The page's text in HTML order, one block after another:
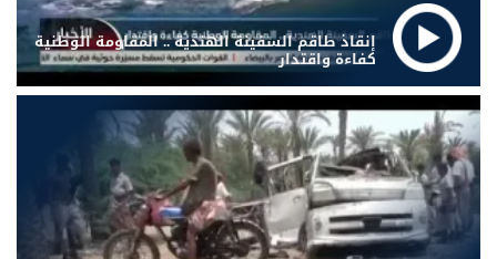
إنقاذ طاقم السفينة الهندية .. المقاومة الوطنية
كفاءة واقتدار